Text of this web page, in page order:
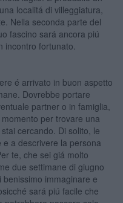
localitá di villeggiatura,
Nella seconda parte del
fascino sará ancora piú
incontro fortunato.
é arrivato in buon aspetto
Dovrebbe portare
partner o in famiglia,
per trovare una
cercando. Di solito, le
a descrivere la persona
te, che sei giá molto
due settimane di giugno
immaginare e
sará piú facile che